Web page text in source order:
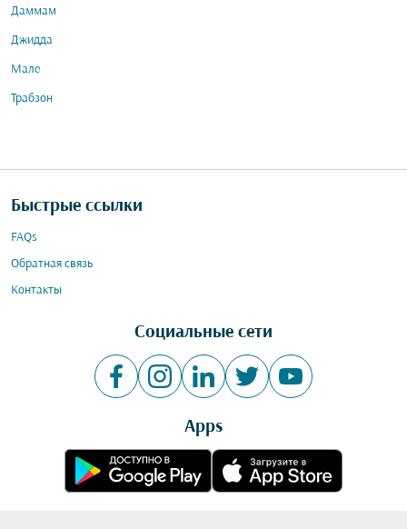
Даммам
Джидда
Мале
Трабзон
Быстрые ссылки
FAQs
Обратная связь
Контакты
Социальные сети
Apps